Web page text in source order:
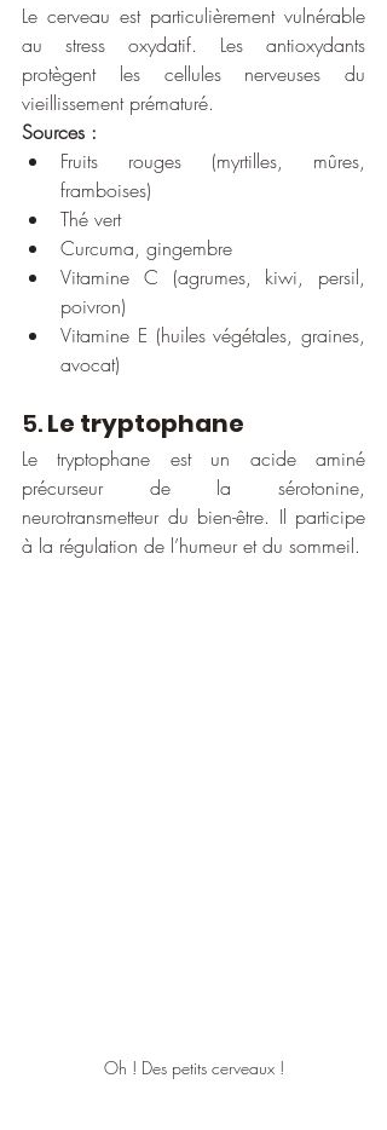
Le cerveau est particulièrement vulnérable
au stress oxydatif. Les antioxydants
protègent les cellules nerveuses du
vieillissement prématuré.
Sources :
Fruits rouges (myrtilles, mûres,
framboises)
Thé vert
Curcuma, gingembre
Vitamine C (agrumes, kiwi, persil,
poivron)
Vitamine E (huiles végétales, graines,
avocat)
5. Le tryptophane
Le tryptophane est un acide aminé
précurseur de la sérotonine,
neurotransmetteur du bien-être. Il participe
à la régulation de l’humeur et du sommeil.
Oh ! Des petits cerveaux !